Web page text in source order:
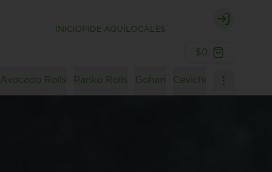
INICIO PIDE AQUÍ LOCALES
Login
$0
Avocado Rolls Panko Rolls Gohan Ceviches Postres